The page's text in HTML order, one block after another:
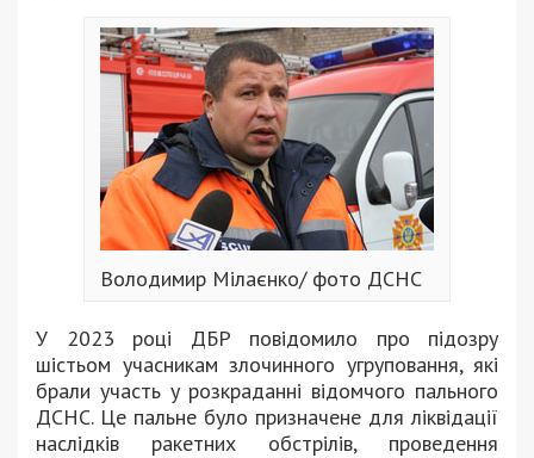
Володимир Мілаєнко/ фото ДСНС
У 2023 році ДБР повідомило про підозру
шістьом учасникам злочинного угруповання, які
брали участь у розкраданні відомчого пального
ДСНС. Це пальне було призначене для ліквідації
наслідків ракетних обстрілів, проведення